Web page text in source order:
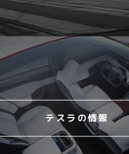
テスラの情報